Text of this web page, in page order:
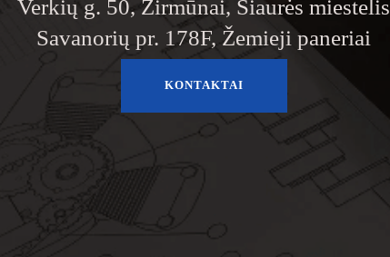
Verkių g. 50, Žirmūnai, Šiaurės miestelis
Savanorių pr. 178F, Žemieji paneriai
KONTAKTAI